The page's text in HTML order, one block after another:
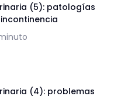
(5): patologías
(4): problemas